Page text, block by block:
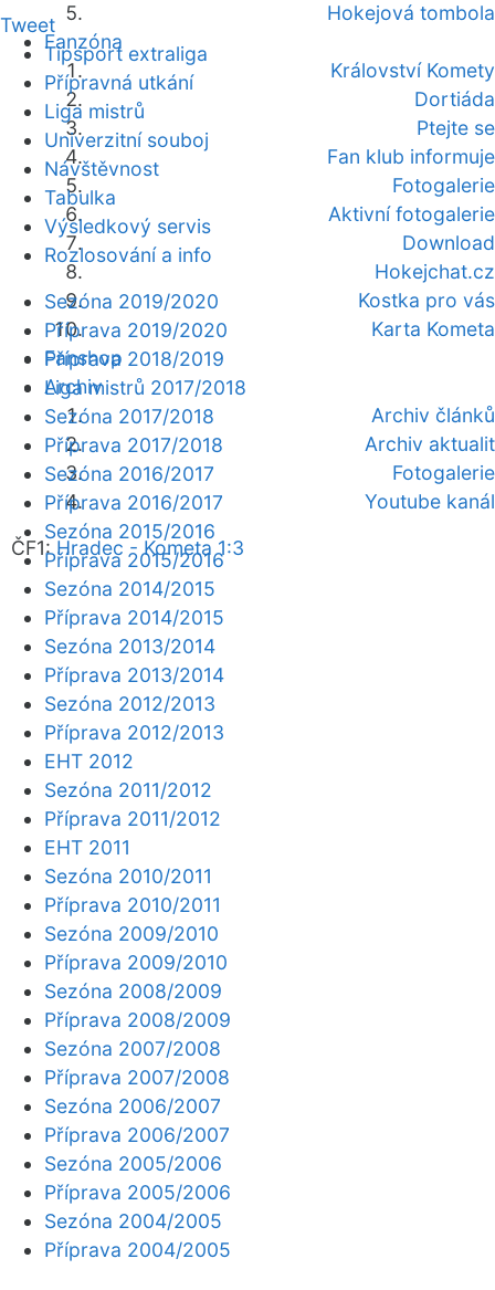
Hokejová tombola
Fanzóna
Království Komety
Dortiáda
Ptejte se
Fan klub informuje
Fotogalerie
Aktivní fotogalerie
Download
Hokejchat.cz
Kostka pro vás
Karta Kometa
Fanshop
Archiv
Archiv článků
Archiv aktualit
Fotogalerie
Youtube kanál
ČF1:Hradec - Kometa 1:3
Tweet
Tipsport extraliga
Přípravná utkání
Liga mistrů
Univerzitní souboj
Návštěvnost
Tabulka
Výsledkový servis
Rozlosování a info
Sezóna 2019/2020
Příprava 2019/2020
Příprava 2018/2019
Liga mistrů 2017/2018
Sezóna 2017/2018
Příprava 2017/2018
Sezóna 2016/2017
Příprava 2016/2017
Sezóna 2015/2016
Příprava 2015/2016
Sezóna 2014/2015
Příprava 2014/2015
Sezóna 2013/2014
Příprava 2013/2014
Sezóna 2012/2013
Příprava 2012/2013
EHT 2012
Sezóna 2011/2012
Příprava 2011/2012
EHT 2011
Sezóna 2010/2011
Příprava 2010/2011
Sezóna 2009/2010
Příprava 2009/2010
Sezóna 2008/2009
Příprava 2008/2009
Sezóna 2007/2008
Příprava 2007/2008
Sezóna 2006/2007
Příprava 2006/2007
Sezóna 2005/2006
Příprava 2005/2006
Sezóna 2004/2005
Příprava 2004/2005